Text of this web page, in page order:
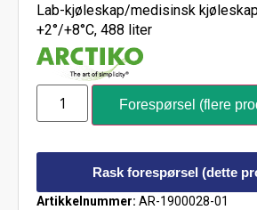
Lab-kjøleskap/medisinsk
+2°/+8°C, 488 liter
Forespørsel (flere
Rask forespørsel (dette
Artikkelnummer: AR-1900028-01